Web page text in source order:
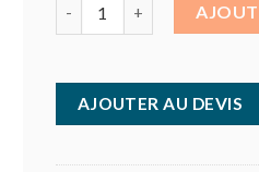
AJOUTER AU DEVIS